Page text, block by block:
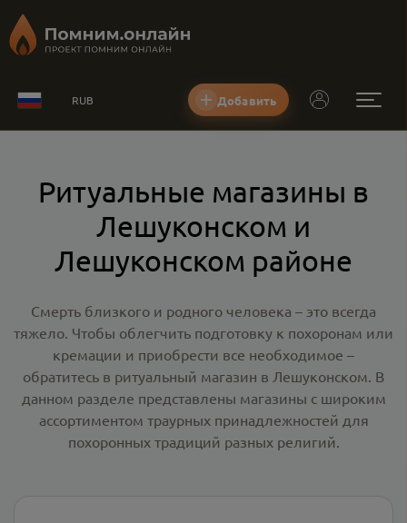
RUB Добавить
Ритуальные магазины в
Лешуконском и
Лешуконском районе
Смерть близкого и родного человека – это всегда
тяжело. Чтобы облегчить подготовку к похоронам или
кремации и приобрести все необходимое –
обратитесь в ритуальный магазин в Лешуконском. В
данном разделе представлены магазины с широким
ассортиментом траурных принадлежностей для
похоронных традиций разных религий.